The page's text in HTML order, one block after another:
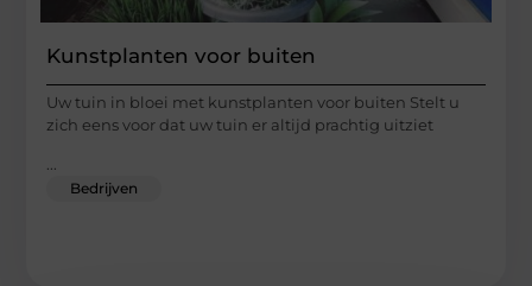
Kunstplanten voor buiten
Uw tuin in bloei met kunstplanten voor buiten Stelt u
zich eens voor dat uw tuin er altijd prachtig uitziet
...
Bedrijven